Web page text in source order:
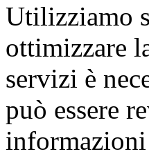
Utilizziamo
ottimizzare
servizi è
può essere
informazioni